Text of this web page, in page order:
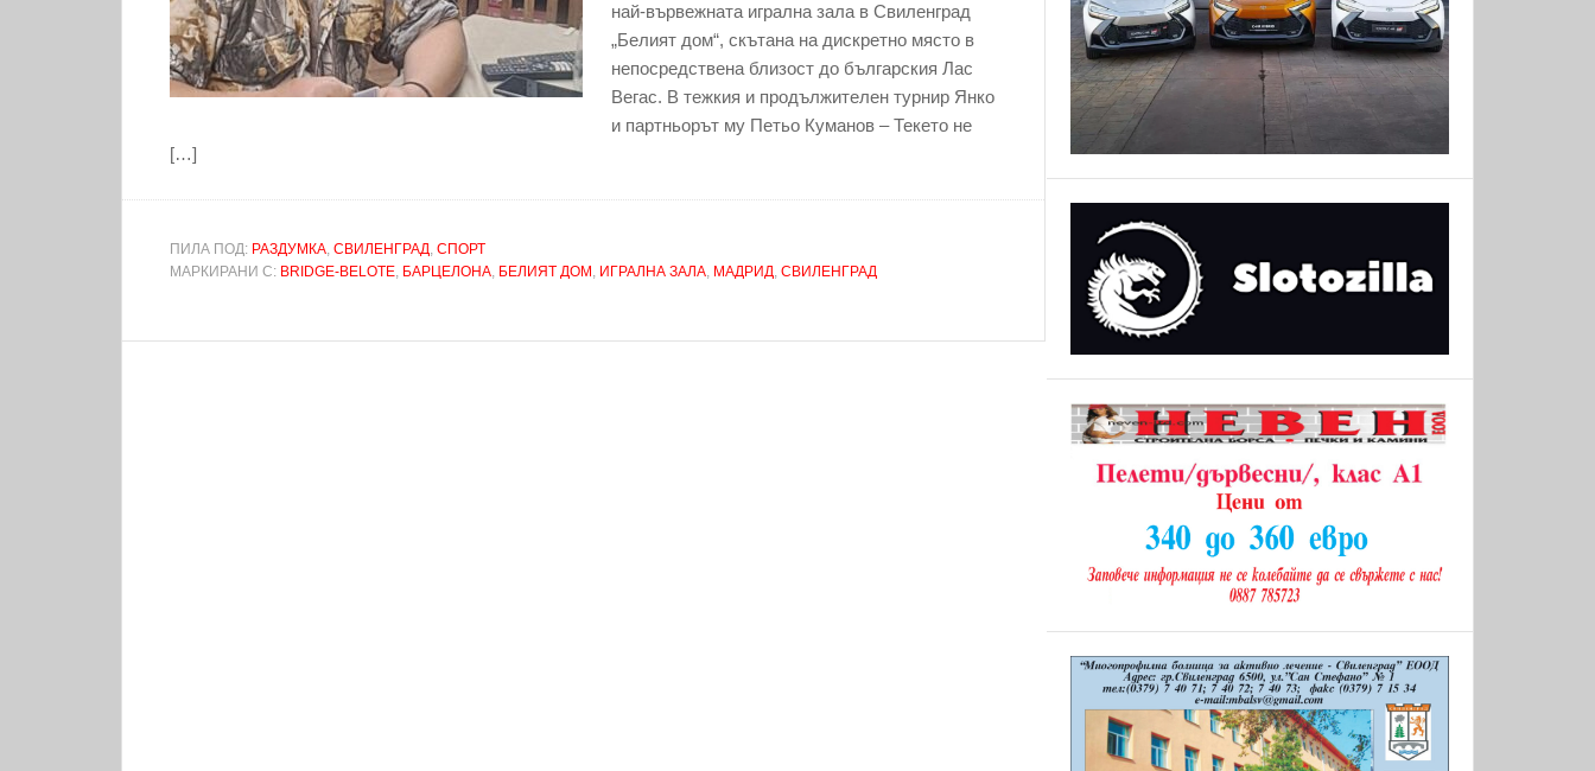
най-вървежната игрална зала в Свиленград
„Белият дом“, скътана на дискретно място в
непосредствена близост до българския Лас
Вегас. В тежкия и продължителен турнир Янко
и партньорът му Петьо Куманов – Текето не
[…]
ПИЛА ПОД: РАЗДУМКА, СВИЛЕНГРАД, СПОРТ
МАРКИРАНИ С: BRIDGE-BELOTE, БАРЦЕЛОНА, БЕЛИЯТ ДОМ , ИГРАЛНА ЗАЛА, МАДРИД, СВИЛЕНГРАД